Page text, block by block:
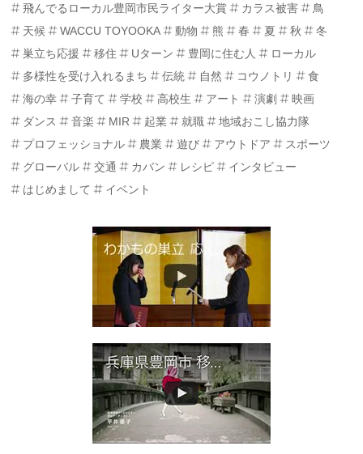
飛んでるローカル豊岡市民ライター大賞
カラス被害
鳥
天候
WACCU TOYOOKA 動物 熊 春 夏 秋
冬
巣立ち応援
移住 Uターン 豊岡に住む人
ローカル
多様性を受け入れるまち
伝統 自然 コウノトリ
食
海の幸
子育て 学校 高校生 アート 演劇
映画
ダンス
音楽 MIR 起業 就職
地域おこし協力隊
プロフェッショナル
農業 遊び アウトドア
スポーツ
グローバル
交通 カバン レシピ
インタビュー
はじめまして
イベント